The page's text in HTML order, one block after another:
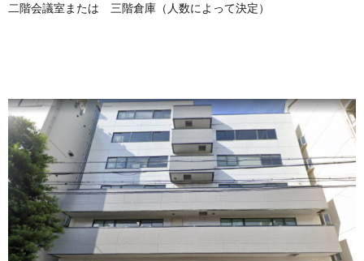
二階会議室または 三階倉庫（人数によって決定）